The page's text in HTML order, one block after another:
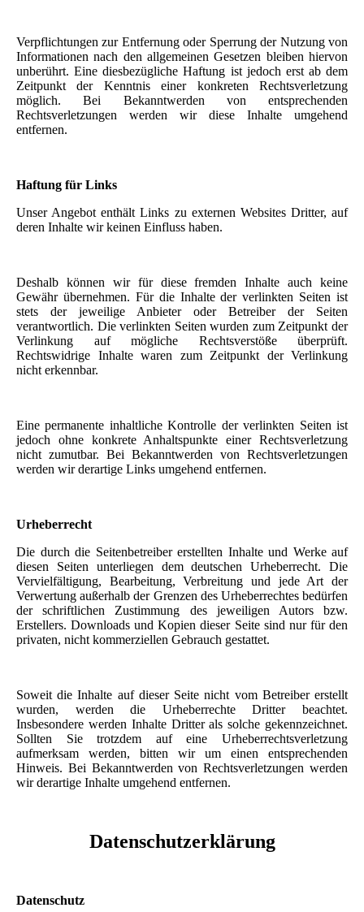
Verpflichtungen zur Entfernung oder Sperrung der Nutzung von
Informationen nach den allgemeinen Gesetzen bleiben hiervon
unberührt. Eine diesbezügliche Haftung ist jedoch erst ab dem
Zeitpunkt der Kenntnis einer konkreten Rechtsverletzung
möglich. Bei Bekanntwerden von entsprechenden
Rechtsverletzungen werden wir diese Inhalte umgehend
entfernen.
Haftung für Links
Unser Angebot enthält Links zu externen Websites Dritter, auf
deren Inhalte wir keinen Einfluss haben.
Deshalb können wir für diese fremden Inhalte auch keine
Gewähr übernehmen. Für die Inhalte der verlinkten Seiten ist
stets der jeweilige Anbieter oder Betreiber der Seiten
verantwortlich. Die verlinkten Seiten wurden zum Zeitpunkt der
Verlinkung auf mögliche Rechtsverstöße überprüft.
Rechtswidrige Inhalte waren zum Zeitpunkt der Verlinkung
nicht erkennbar.
Eine permanente inhaltliche Kontrolle der verlinkten Seiten ist
jedoch ohne konkrete Anhaltspunkte einer Rechtsverletzung
nicht zumutbar. Bei Bekanntwerden von Rechtsverletzungen
werden wir derartige Links umgehend entfernen.
Urheberrecht
Die durch die Seitenbetreiber erstellten Inhalte und Werke auf
diesen Seiten unterliegen dem deutschen Urheberrecht. Die
Vervielfältigung, Bearbeitung, Verbreitung und jede Art der
Verwertung außerhalb der Grenzen des Urheberrechtes bedürfen
der schriftlichen Zustimmung des jeweiligen Autors bzw.
Erstellers. Downloads und Kopien dieser Seite sind nur für den
privaten, nicht kommerziellen Gebrauch gestattet.
Soweit die Inhalte auf dieser Seite nicht vom Betreiber erstellt
wurden, werden die Urheberrechte Dritter beachtet.
Insbesondere werden Inhalte Dritter als solche gekennzeichnet.
Sollten Sie trotzdem auf eine Urheberrechtsverletzung
aufmerksam werden, bitten wir um einen entsprechenden
Hinweis. Bei Bekanntwerden von Rechtsverletzungen werden
wir derartige Inhalte umgehend entfernen.
Datenschutzerklärung
Datenschutz